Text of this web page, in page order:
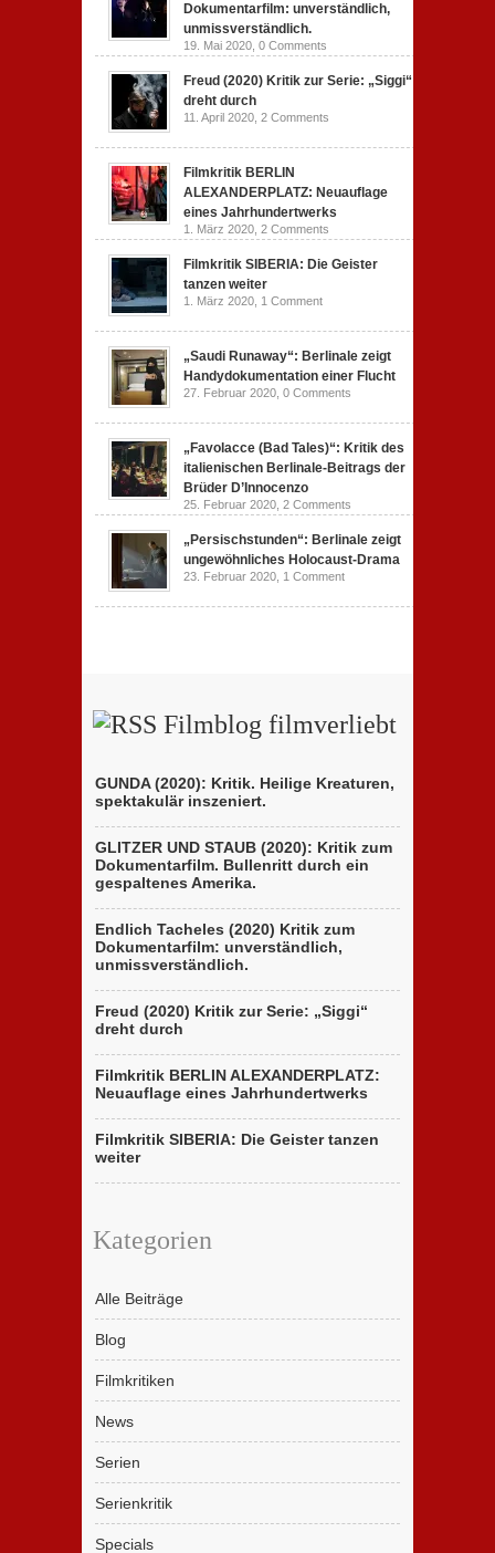
Dokumentarfilm: unverständlich,
unmissverständlich.
19. Mai 2020, 0 Comments
Freud (2020) Kritik zur Serie: „Siggi“
dreht durch
11. April 2020, 2 Comments
Filmkritik BERLIN
ALEXANDERPLATZ: Neuauflage
eines Jahrhundertwerks
1. März 2020, 2 Comments
Filmkritik SIBERIA: Die Geister
tanzen weiter
1. März 2020, 1 Comment
„Saudi Runaway“: Berlinale zeigt
Handydokumentation einer Flucht
27. Februar 2020, 0 Comments
„Favolacce (Bad Tales)“: Kritik des
italienischen Berlinale-Beitrags der
Brüder D’Innocenzo
25. Februar 2020, 2 Comments
„Persischstunden“: Berlinale zeigt
ungewöhnliches Holocaust-Drama
23. Februar 2020, 1 Comment
Filmblog filmverliebt
GUNDA (2020): Kritik. Heilige Kreaturen,
spektakulär inszeniert.
GLITZER UND STAUB (2020): Kritik zum
Dokumentarfilm. Bullenritt durch ein
gespaltenes Amerika.
Endlich Tacheles (2020) Kritik zum
Dokumentarfilm: unverständlich,
unmissverständlich.
Freud (2020) Kritik zur Serie: „Siggi“
dreht durch
Filmkritik BERLIN ALEXANDERPLATZ:
Neuauflage eines Jahrhundertwerks
Filmkritik SIBERIA: Die Geister tanzen
weiter
Kategorien
Alle Beiträge
Blog
Filmkritiken
News
Serien
Serienkritik
Specials